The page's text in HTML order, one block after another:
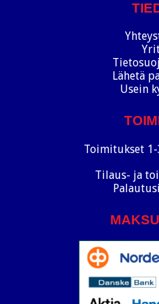
Lähetä
Usein
Toimitukset
Tilaus- ja